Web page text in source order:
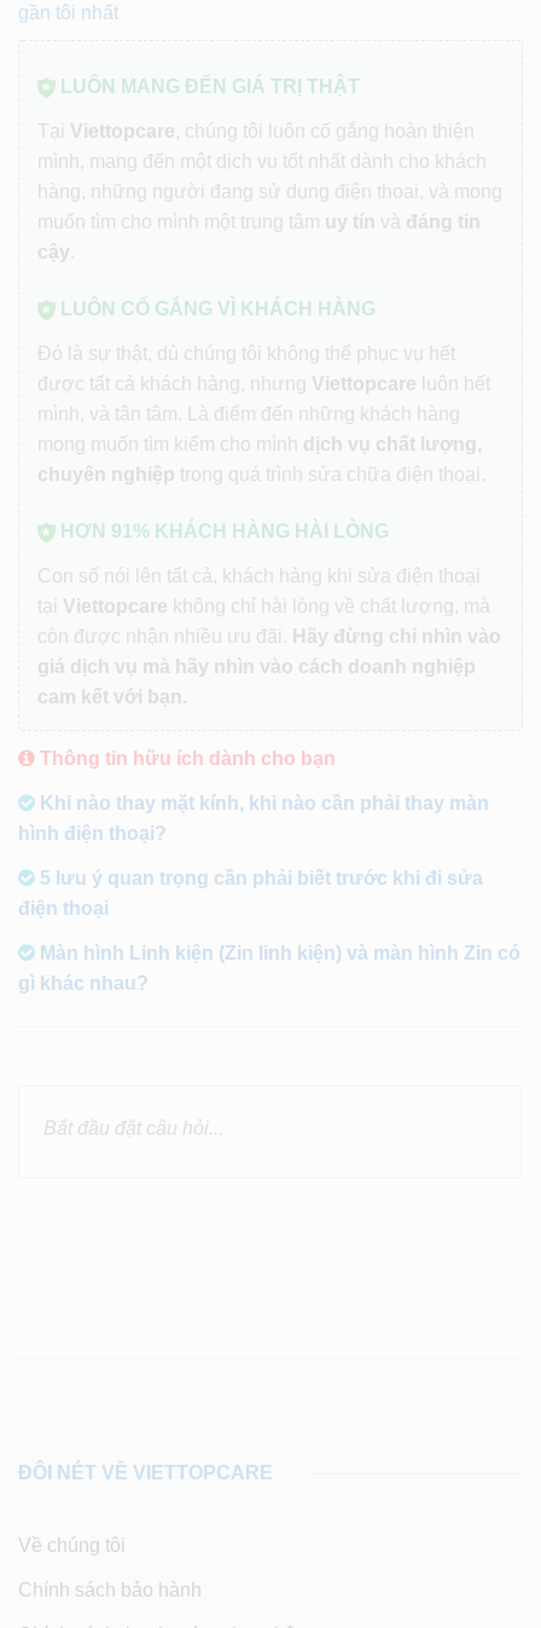
gần tôi nhất
LUÔN MANG ĐẾN GIÁ TRỊ THẬT
Tại Viettopcare, chúng tôi luôn cố gắng hoàn thiện
mình, mang đến một dịch vụ tốt nhất dành cho khách
hàng, những người đang sử dụng điện thoại, và mong
muốn tìm cho mình một trung tâm uy tín và đáng tin
cậy.
LUÔN CỐ GẮNG VÌ KHÁCH HÀNG
Đó là sự thật, dù chúng tôi không thể phục vụ hết
được tất cả khách hàng, nhưng Viettopcare luôn hết
mình, và tận tâm. Là điểm đến những khách hàng
mong muốn tìm kiếm cho mình dịch vụ chất lượng,
chuyên nghiệp trong quá trình sửa chữa điện thoại.
HƠN 91% KHÁCH HÀNG HÀI LÒNG
Con số nói lên tất cả, khách hàng khi sửa điện thoại
tại Viettopcare không chỉ hài lòng về chất lượng, mà
còn được nhận nhiều ưu đãi. Hãy đừng chỉ nhìn vào
giá dịch vụ mà hãy nhìn vào cách doanh nghiệp
cam kết với bạn.
Thông tin hữu ích dành cho bạn
Khi nào thay mặt kính, khi nào cần phải thay màn
hình điện thoại?
5 lưu ý quan trọng cần phải biết trước khi đi sửa
điện thoại
Màn hình Linh kiện (Zin linh kiện) và màn hình Zin có
gì khác nhau?
ĐÔI NÉT VỀ VIETTOPCARE
Về chúng tôi
Chính sách bảo hành